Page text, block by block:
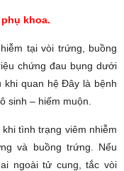
khoa.
tại vòi trứng, buồng
chứng đau bụng dưới
khi quan hệ Đây là bệnh
sinh – hiếm muộn.
tình trạng viêm nhiễm
và buồng trứng. Nếu
ngoài tử cung, tắc vòi